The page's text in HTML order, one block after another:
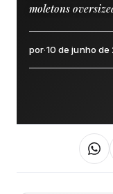
moletons
por·10 de junho de